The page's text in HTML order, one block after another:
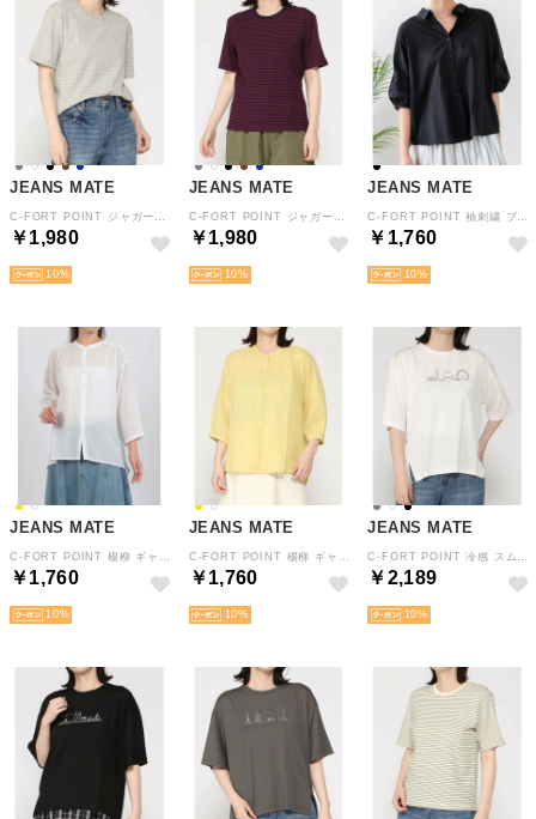
JEANS MATE
￥1,980
10
JEANS MATE
￥1,980
10
JEANS MATE
￥1,760
10
JEANS MATE
￥1,760
10
JEANS MATE
￥1,760
10
JEANS MATE
￥2,189
10